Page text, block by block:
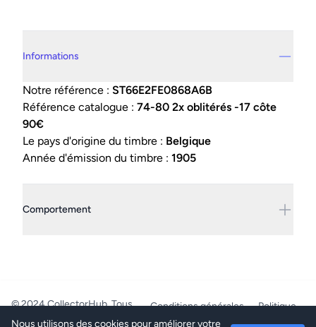
Nous utilisons des cookies pour améliorer votre
Informations
Notre référence : ST66E2FE0868A6B
Référence catalogue : 74-80 2x oblitérés -17 côte
90€
Le pays d'origine du timbre : Belgique
Année d'émission du timbre : 1905
Comportement
© 2024 CollectorHub. Tous
droits réservés.
Conditions générales
Politique
de confidentialité